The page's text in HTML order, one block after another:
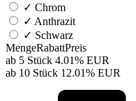
✓ Chrom
✓ Anthrazit
✓ Schwarz
MengeRabattPreis
ab 5 Stück 4.01% EUR
ab 10 Stück 12.01% EUR